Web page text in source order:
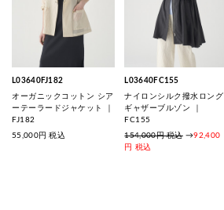
L03640FJ182
オーガニックコットン シア
ーテーラードジャケット ｜
FJ182
55,000円 税込
L03640FC155
ナイロンシルク撥水ロング
ギャザーブルゾン ｜
FC155
154,000円 税込→92,400
円 税込